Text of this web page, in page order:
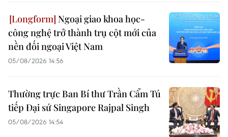
Ngoại giao khoa học-
công nghệ trở thành trụ cột mới của
nền đối ngoại Việt Nam
05/08/2026 14:56
Thường trực Ban Bí thư Trần Cẩm Tú
tiếp Đại sứ Singapore Rajpal Singh
05/08/2026 14:54